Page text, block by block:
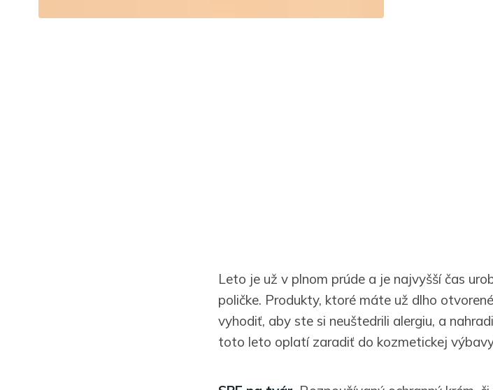
Leto je už v plnom prúde a je najvyšší čas
poličke. Produkty, ktoré máte už dlho
vyhodiť, aby ste si neuštedrili alergiu, a
toto leto oplatí zaradiť do kozmetickej